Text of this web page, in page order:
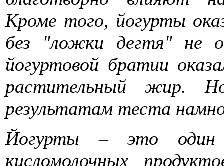
Кроме того, йогурты
без "ложки дегтя" не
йогуртовой братии
растительный жир.
результатам теста
Йогурты – это один
кисломолочных